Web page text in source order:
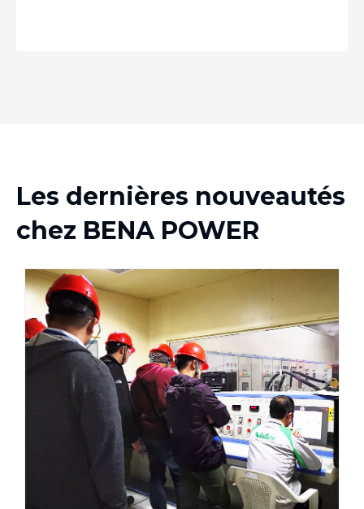
Les dernières nouveautés
chez BENA POWER